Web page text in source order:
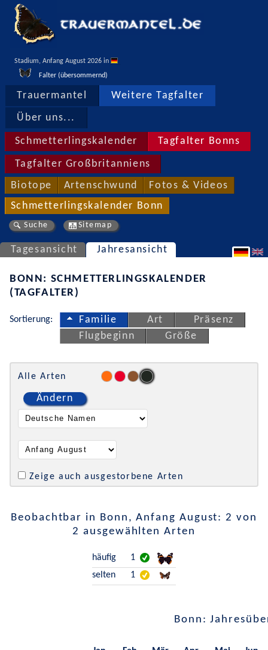
Stadium, Anfang August 2026 in
Falter (übersommernd)
Trauermantel Weitere Tagfalter
Über uns...
Schmetterlingskalender Tagfalter Bonns
Tagfalter Großbritanniens
Biotope Artenschwund Fotos & Videos
Schmetterlingskalender Bonn
Suche Sitemap
Tagesansicht Jahresansicht
BONN: SCHMETTERLINGSKALENDER
(TAGFALTER)
Sortierung: Familie Art
Präsenz
Flugbeginn
Größe
Alle Arten
Ändern
Zeige auch ausgestorbene Arten
Beobachtbar in Bonn, Anfang August: 2 von
2 ausgewählten Arten
häufig
1
selten
1
Bonn: